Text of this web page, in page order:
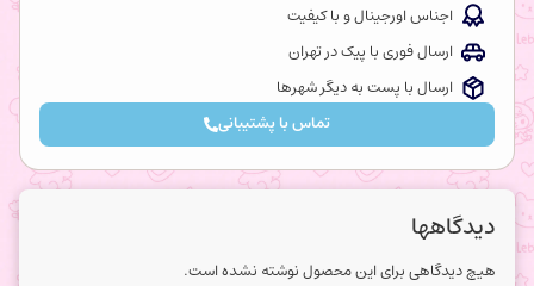
اجناس اورجینال و با کیفیت
ارسال فوری با پیک در تهران
ارسال با پست به دیگر شهرها
تماس با پشتیبانی
دیدگاهها
هیچ دیدگاهی برای این محصول نوشته نشده است.